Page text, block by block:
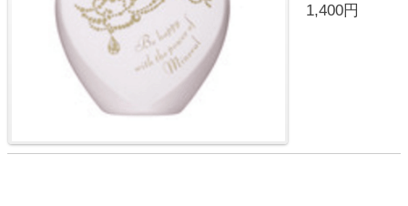
1,400円